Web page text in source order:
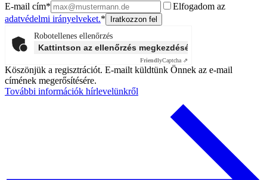
E-mail cím*
Elfogadom az
adatvédelmi irányelveket.*
Robotellenes ellenőrzés
Kattintson az ellenőrzés megkezdéséhez
FriendlyCaptcha ⇗
Köszönjük a regisztrációt. E-mailt küldtünk Önnek az e-mail
címének megerősítésére.
További információk hírlevelünkről